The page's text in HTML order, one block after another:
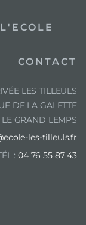
CONTACT
LES TILLEULS
DE LA GALETTE
GRAND LEMPS
les-tilleuls.fr
: 04 76 55 87 43